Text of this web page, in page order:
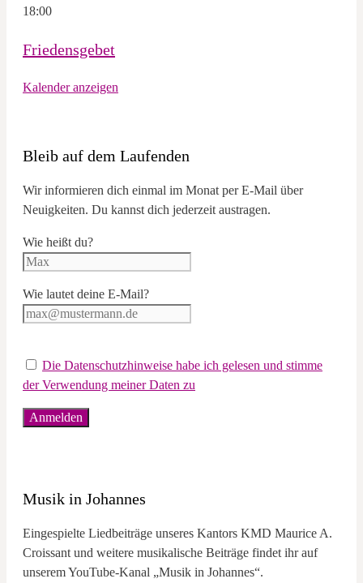
18:00
Friedensgebet
Kalender anzeigen
Bleib auf dem Laufenden
Wir informieren dich einmal im Monat per E-Mail über
Neuigkeiten. Du kannst dich jederzeit austragen.
Wie heißt du?
Wie lautet deine E-Mail?
Die Datenschutzhinweise habe ich gelesen und stimme
der Verwendung meiner Daten zu
Musik in Johannes
Eingespielte Liedbeiträge unseres Kantors KMD Maurice A.
Croissant und weitere musikalische Beiträge findet ihr auf
unserem YouTube-Kanal „Musik in Johannes“.